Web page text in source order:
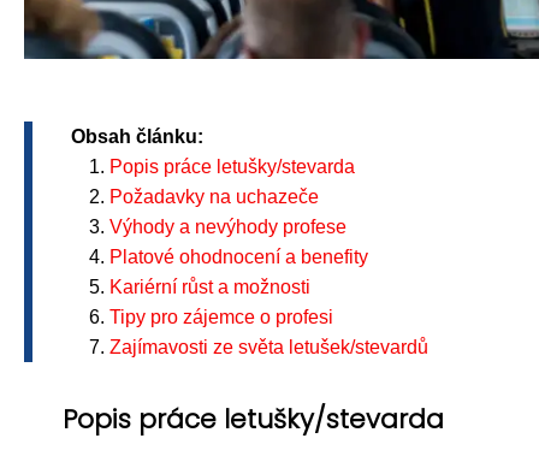
Obsah článku:
Popis práce letušky/stevarda
Požadavky na uchazeče
Výhody a nevýhody profese
Platové ohodnocení a benefity
Kariérní růst a možnosti
Tipy pro zájemce o profesi
Zajímavosti ze světa letušek/stevardů
Popis práce letušky/stevarda